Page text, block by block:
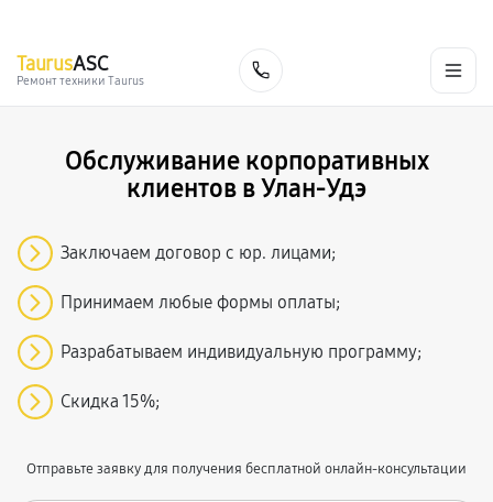
TaurusASC
Ремонт техники Taurus
Обслуживание корпоративных
клиентов в Улан-Удэ
Заключаем договор с юр. лицами;
Принимаем любые формы оплаты;
Разрабатываем индивидуальную программу;
Скидка 15%;
Отправьте заявку для получения бесплатной онлайн-консультации